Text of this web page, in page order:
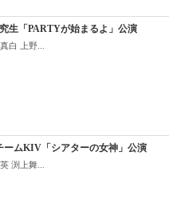
生「PARTYが始まるよ」公演
白 上野...
ームKIV「シアターの女神」公演
渕上舞...